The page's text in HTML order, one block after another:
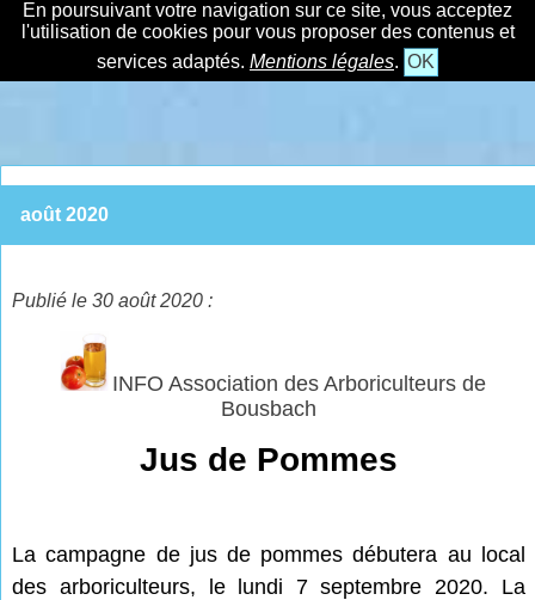
En poursuivant votre navigation sur ce site, vous acceptez
l'utilisation de cookies pour vous proposer des contenus et
services adaptés. Mentions légales. OK
août 2020
Publié le 30 août 2020 :
INFO Association des Arboriculteurs de
Bousbach
Jus de Pommes
La campagne de jus de pommes débutera au local
des arboriculteurs, le lundi 7 septembre 2020. La